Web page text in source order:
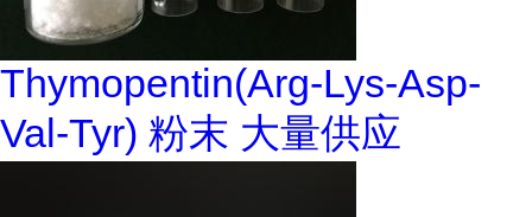
Thymopentin(Arg-Lys-Asp-
Val-Tyr) 粉末 大量供应